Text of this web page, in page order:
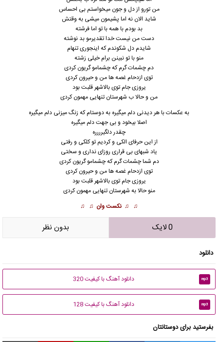
من تورو از دل و جون میخواستم بی احساس
شاید الان نه اما پشیمون میشی به وقتش
بد بودم با همه با تو اما فرشته
دست من نیست خدا تقدیرمو بد نوشته
شایدم دل شکوندم که اینجوری تنهام
منو با تو نبینن برام خیلی زشته
دم چشمات گرم که چشمامو گریون کردی
توی ازدحام غصه ها من و حیرون کردی
یروزی جام توی بالاشهر قلبت بود
من و حالا ب شهرستان تنهایی مهمون کردی
به عکسات با هر دیدنی دلم میگیره به دوستام که زنگ میزنی دلم میگیره
اصلا بیخود و بی جهت دلم میگیره
چقدر دلگیرررره
از این حرفای الکی و کردیم تو کلکی و رفتی
یاد شبهای بی قراری روزای نداری و سختی
دم شما چشمات گرم که چشمامو گریون کردی
توی ازدحام غصه ها من و حیرون کردی
یروزی جام توی بالاشهر قلبت بود
منو حالا به شهرستان تنهایی مهمون کردی
♫ ♫ نکست وان ♫ ♫
0 لایک بدون نظر
دانلود
mp3 دانلود آهنگ با کیفیت 320
mp3 دانلود آهنگ با کیفیت 128
بفرستید برای دوستانتان